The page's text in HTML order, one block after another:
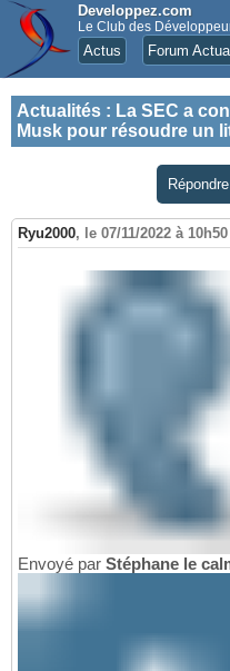
Developpez.com
Le Club des
Actus Forum
Actualités : La SEC a
Musk pour résoudre un
Ryu2000, le 07/11/2022 à 10h50
Envoyé par Stéphane le